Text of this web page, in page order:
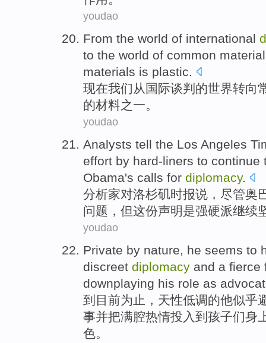
youdao
From the world of international
to the world of common
materials is plastic.
现在我们 从 国际谈判 的世界转向
的材料之一。
youdao
Analysts tell the Los Angeles
effort by hard-liners to continue
Obama's calls for diplomacy.
分析家对洛杉矶时报说， 尽管奥
问题，但这份声明是强硬派继续
youdao
Private by nature, he seems to
discreet diplomacy and a fierce
downplaying his role as
到 目前为止， 天性低调的他似乎
事并把满腔热情投入到孩子们身
色。